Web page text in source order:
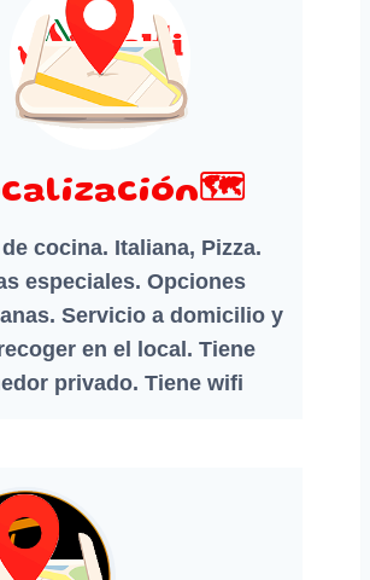
cocina. Italiana, Pizza.
especiales. Opciones
Servicio a domicilio y
en el local. Tiene
privado. Tiene wifi